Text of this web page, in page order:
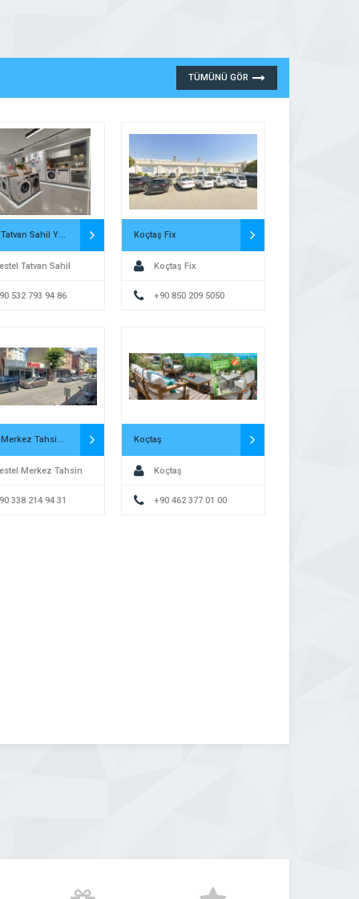
TÜMÜNÜ GÖR
Vestel Tatvan Sahil Yetkili Satış Mağazası – İlkpa DTM
Tatvan Sahil
Mağazası –
532 793 94 86
Koçtaş Fix
Koçtaş Fix
+90 850 209 5050
Vestel Merkez Tahsin Ünal Yetkili Satış Mağazası – Genç Karagözler
Merkez Tahsin
Satış Mağazası
338 214 94 31
Koçtaş
Koçtaş
+90 462 377 01 00